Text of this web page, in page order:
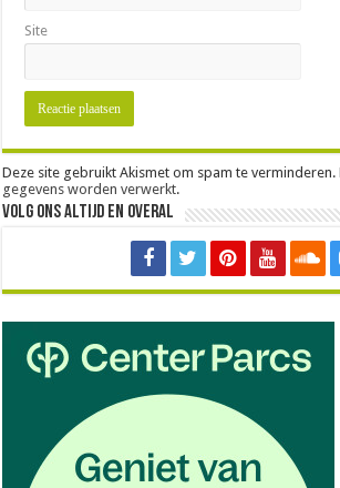
Site
Deze site gebruikt Akismet om spam te verminderen.
gegevens worden verwerkt.
Volg ons altijd en overal